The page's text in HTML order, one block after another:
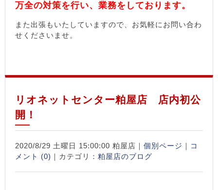
万全の対策を行い、業務をしております。
また出張もいたしていますので、お気軽にお問い合わ
せくださいませ。
リオネットセンター粕屋店 店内初公
開！
2020/8/29 土曜日 15:00:00 粕屋店｜ 個別ページ ｜ コ
メント (0) ｜カテゴリ： 粕屋店のブログ